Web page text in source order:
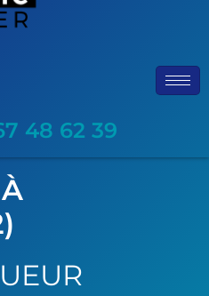
48 62 39